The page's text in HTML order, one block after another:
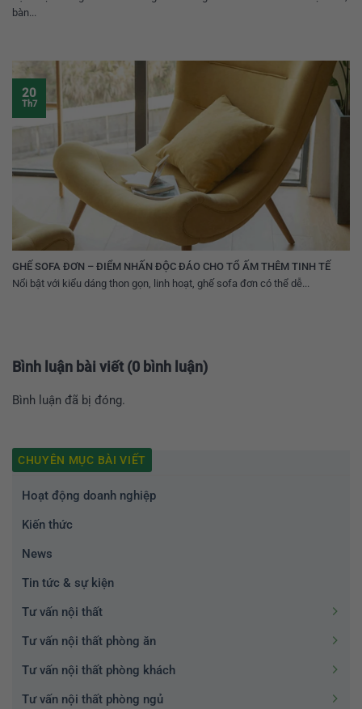
bàn...
GHẾ SOFA ĐƠN – ĐIỂM NHẤN ĐỘC ĐÁO CHO TỔ ẤM THÊM TINH TẾ
Nổi bật với kiểu dáng thon gọn, linh hoạt, ghế sofa đơn có thể dễ...
20
Th7
Bình luận bài viết (0 bình luận)
Bình luận đã bị đóng.
CHUYÊN MỤC BÀI VIẾT
Hoạt động doanh nghiệp
Kiến thức
News
Tin tức & sự kiện
Tư vấn nội thất
Tư vấn nội thất phòng ăn
Tư vấn nội thất phòng khách
Tư vấn nội thất phòng ngủ